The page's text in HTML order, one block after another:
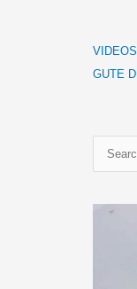
VIDEOS
GUTE
u